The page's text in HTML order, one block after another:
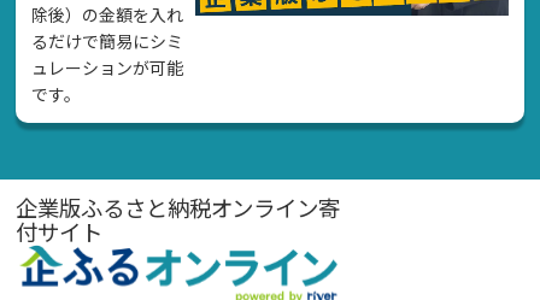
除後）の金額を入れ
るだけで簡易にシミ
ュレーションが可能
です。
企業版ふるさと納税オンライン寄
付サイト